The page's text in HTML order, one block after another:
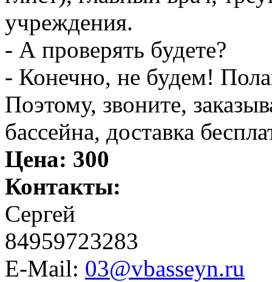
учреждения.
- А проверять будете?
- Конечно, не будем!
Поэтому, звоните,
бассейна, доставка
Цена: 300
Контакты:
Сергей
84959723283
E-Mail: 03@vbasseyn.ru